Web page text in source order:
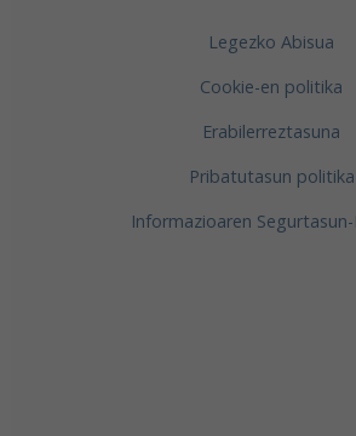
Legezko Abisua
Cookie-en politika
Erabilerreztasuna
Pribatutasun politika
Informazioaren